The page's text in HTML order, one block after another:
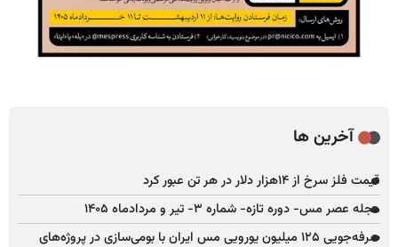
آخرین ها
قیمت فلز سرخ از ۱۴هزار دلار در هر تن عبور کرد
مجله عصر مس- دوره تازه- شماره ۳- تیر و مردادماه ۱۴۰۵
صرفه‌جویی ۱۲۵ میلیون یورویی مس ایران با بومی‌سازی در پروژه‌های